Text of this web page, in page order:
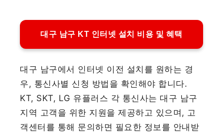
대구 남구 KT 인터넷 설치 비용 및 혜택
대구 남구에서 인터넷 이전 설치를 원하는 경
우, 통신사별 신청 방법을 확인해야 합니다.
KT, SKT, LG 유플러스 각 통신사는 대구 남구
지역 고객을 위한 지원을 제공하고 있으며, 고
객센터를 통해 문의하면 필요한 정보를 안내받